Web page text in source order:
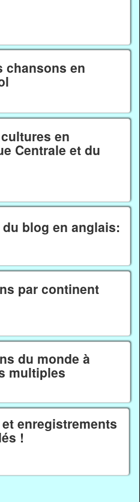
chansons en
en
Centrale et du
blog en anglais:
par continent
du monde à
multiples
enregistrements
!